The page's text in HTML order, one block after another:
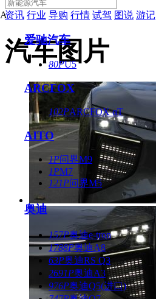
资讯 行业 导购 行情 试驾 图说 游记
汽车图片
A
爱驰汽车
80PU5
ARCFOX
102PARCFOX αT
AITO
1P问界M9
1PM7
121P问界M5
奥迪
157P奥迪e-tron
1788P奥迪A8
63P奥迪RS Q3
2691P奥迪A3
976P奥迪Q5(进口)